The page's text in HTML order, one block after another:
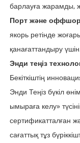
барлауға жарамды,
Порт және
якорь ретінде
қанағаттандыру
Энди теңіз
Бекіткіштің
Энди Теңіз бүкіл
ымыраға келу»
сертификатталған
сағаттық тұз